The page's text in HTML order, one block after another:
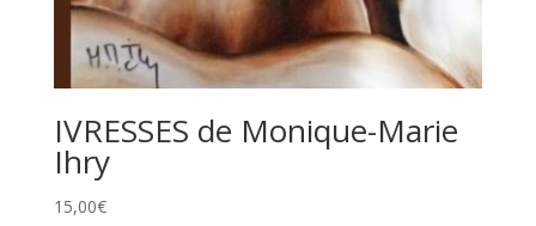
IVRESSES de Monique-Marie
Ihry
15,00€